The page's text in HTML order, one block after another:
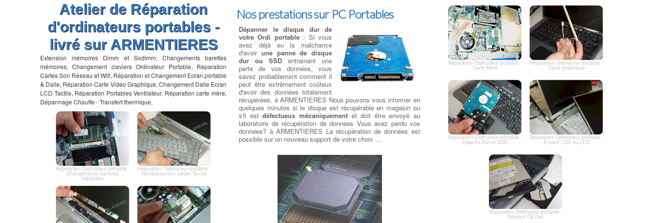
Atelier de Réparation
d'ordinateurs portables -
livré sur ARMENTIERES
Extension mémoires Dimm et Sodimm, Changements barettes
mémoires, Changement claviers Ordinateur Portable, Réparation
Cartes Son Réseau et Wifi, Réparation et Changement Ecran portable
& Dalle, Réparation Carte Video Graphique, Changement Dalle Ecran
LCD Tactile, Réparation Portables Ventilateur, Réparation carte mère,
Dépannage Chauffe - Transfert thermique,
Réparation Ordinateur portable :
Changements barettes
mémoires
Réparation Ordinateur portable :
Remplacement clavier Souris
Nos prestations sur PC Portables
Dépanner le disque dur de
votre Ordi portable: Si vous
avez déjà eu la malchance
d'avoir une panne de disque
dur ou SSD entrainant une
perte de vos données, vous
savez probablement comment il
peut être extrêmement coûteux
d'avoir des données totalement
récupérées. à ARMENTIERES Nous pouvons vous informer en
quelques minutes si le disque est récupérable en magasin ou
s'il estdéfectueux mécaniquementet doit être envoyé au
laboratoire de récupération de données Vous avez perdu vos
données? à ARMENTIERES La récupération de données est
possible sur un nouveau support de votre choix …
Réparation Ordinateur portable :
Carte Mère
Réparation Ordinateur portable :
Carte graphique
Réparation Ordinateur portable :
Disques Dur et SSD
Réparation Ordinateur portable :
Ecrans LCD ou LED
Réparation Ordinateur portable :
Graveur Cd Dvd